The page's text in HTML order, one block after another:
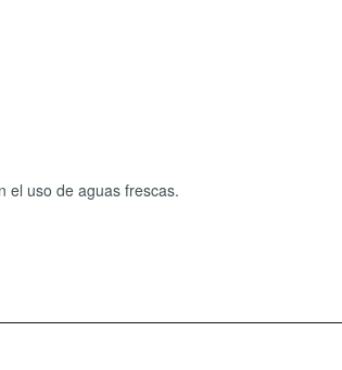
el uso de aguas frescas.